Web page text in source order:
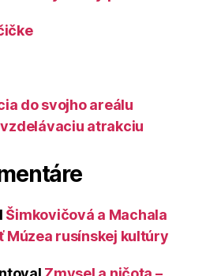
do svojho areálu
atrakciu
Šimkovičová a Machala
Múzea rusínskej kultúry